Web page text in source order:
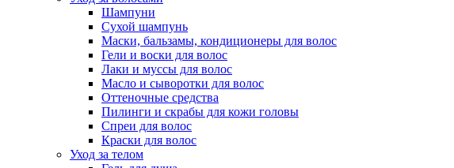
Шампуни
Сухой шампунь
Маски, бальзамы, кондиционеры для волос
Гели и воски для волос
Лаки и муссы для волос
Масло и сыворотки для волос
Оттеночные средства
Пилинги и скрабы для кожи головы
Спреи для волос
Краски для волос
Уход за телом